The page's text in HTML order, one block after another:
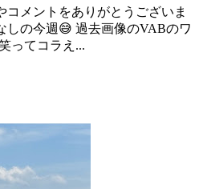
コメントをありがとうございま
しの今週😅 過去画像のVABのワ
ってコラえ...